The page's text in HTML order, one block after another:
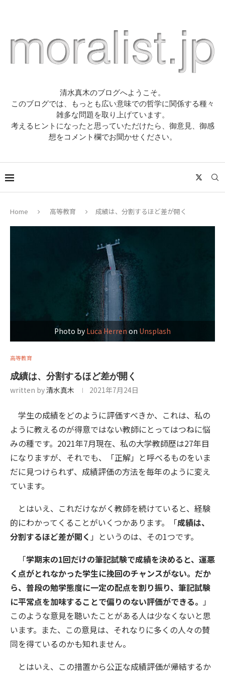
清水真木のブログへようこそ。
このブログでは、もっとも広い意味での哲学に関係する種々
雑多な問題を取り上げています。
考えるヒントになったと思っていただけたら、御意見、御感
想をコメント欄でお聞かせください。
Home 高等教育 成績は、分割するほど差が開く
Photo by Luca Herren on Unsplash
高等教育
成績は、分割するほど差が開く
written by清水真木 2021年7月24日
学生の成績をどのように評価すべきか、これは、私の
ように教えるのが得意ではない教師にとってはつねに悩
みの種です。2021年7月現在、私の大学教師歴は27年目
になりますが、それでも、「正解」と呼べるものをいま
だに見つけられず、成績評価の方法を毎年のように変え
ています。
とはいえ、これだけながく教師を続けていると、経験
的にわかってくることがいくつかあります。「成績は、
分割するほど差が開く 」というのは、その1つです。
「学期末の1回だけの筆記試験で成績を決めると、運悪
く点がとれなかった学生に挽回のチャンスがない。だか
ら、普段の勉学態度に一定の配点を割り振り、筆記試験
に平常点を加味することで偏りのない評価ができる。 」
このような意見を聴いたことがある人は少なくないと思
います。また、この意見は、それなりに多くの人々の賛
同を得ているのかも知れません。
とはいえ、この措置から公正な成績評価が帰結するか